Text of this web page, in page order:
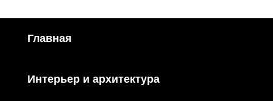
Главная
Интерьер и архитектура